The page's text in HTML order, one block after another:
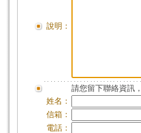
說明：
請您留下聯絡資訊
姓名：
信箱：
電話：